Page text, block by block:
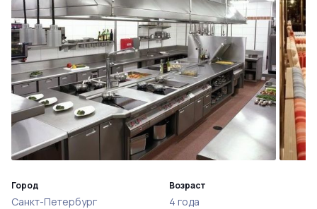
Город
Санкт-Петербург
Возраст
4 года